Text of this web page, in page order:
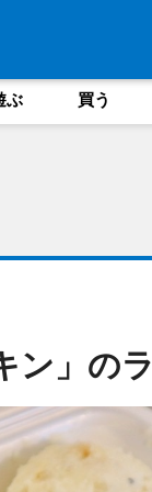
ぶ 買う
ン」の